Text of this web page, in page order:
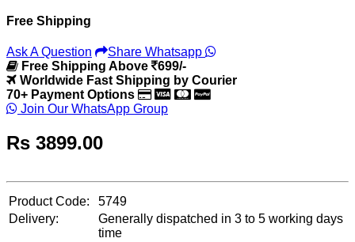
Free Shipping
Ask A Question
Share Whatsapp
Free Shipping Above
699/-
Worldwide Fast Shipping by Courier
70+ Payment Options
Join Our WhatsApp Group
Rs 3899.00
Product Code:
5749
Delivery:
Generally dispatched in 3 to 5 working days
time